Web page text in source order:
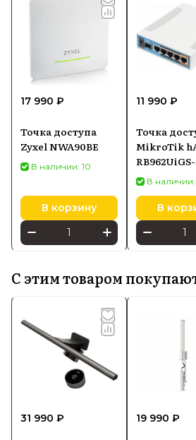
17 990 ₽
Точка доступа
Zyxel NWA90BE
В наличии: 10
В корзину
11 990 ₽
Точка
MikroTik
RB962UiGS-
5HacT2HnT,
2,4/5 ГГц,
В наличии:
В
С этим товаром
31 990 ₽ 19 990 ₽